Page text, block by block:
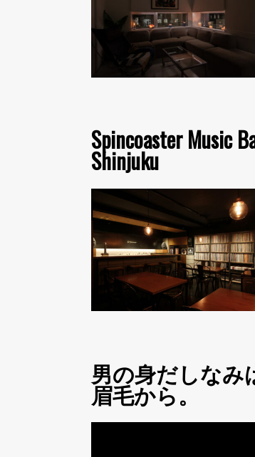
Spincoaster Music
Shinjuku
男の身だしなみ
眉毛から。